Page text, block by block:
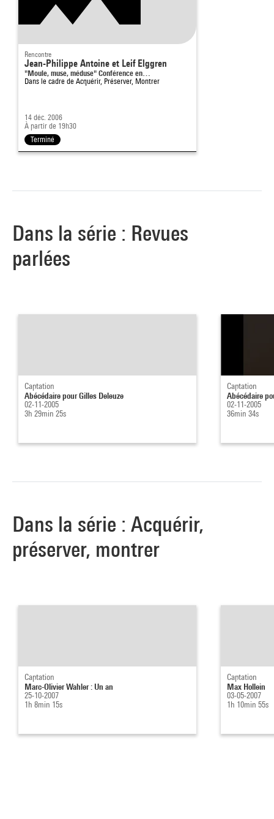
Rencontre
Jean-Philippe Antoine et Leif Elggren
"Moule, muse, méduse" Conférence en…
Dans le cadre de Acquérir, Préserver, Montrer
14 déc. 2006
À partir de 19h30
Terminé
Dans la série : Revues
parlées
Captation
Abécédaire pour Gilles Deleuze
02-11-2005
3h 29min 25s
Captation
Abécédaire
02-11-2005
36min 34s
Dans la série : Acquérir,
préserver, montrer
Captation
Marc-Olivier Wahler : Un an
25-10-2007
1h 8min 15s
Captation
Max Hollein
03-05-2007
1h 10min 55s